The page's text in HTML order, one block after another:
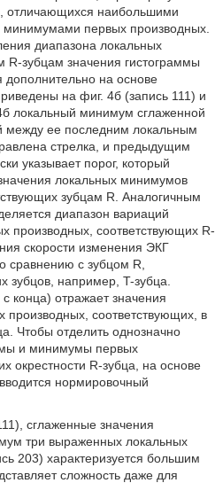
отличающихся наибольшими
первых производных.
диапазона локальных
зубцам значения гистограммы
дополнительно на основе
на фиг. 4б (запись 111) и
локальный минимум сглаженной
между ее последним локальным
стрелка, и предыдущим
указывает порог, который
локальных минимумов
зубцам R. Аналогичным
диапазон вариаций
производных, соответствующих R-
скорости изменения ЭКГ
сравнению с зубцом R,
зубцов, например, T-зубца.
конца) отражает значения
соответствующих, в
Чтобы отделить однозначно
и минимумы первых
окрестности R-зубца, на основе
нормировочный
сглаженные значения
три выраженных локальных
203) характеризуется большим
сложность даже для